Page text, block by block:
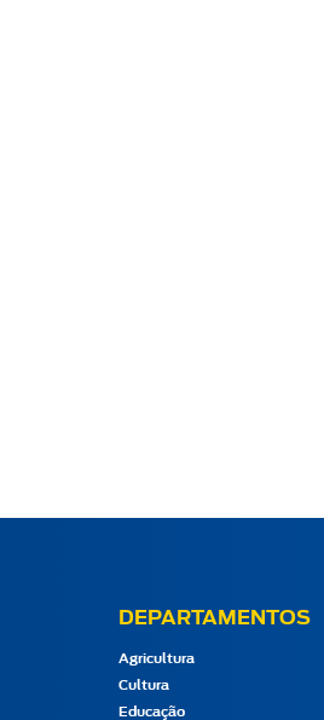
DEPARTAMENTOS
Agricultura
Cultura
Educação